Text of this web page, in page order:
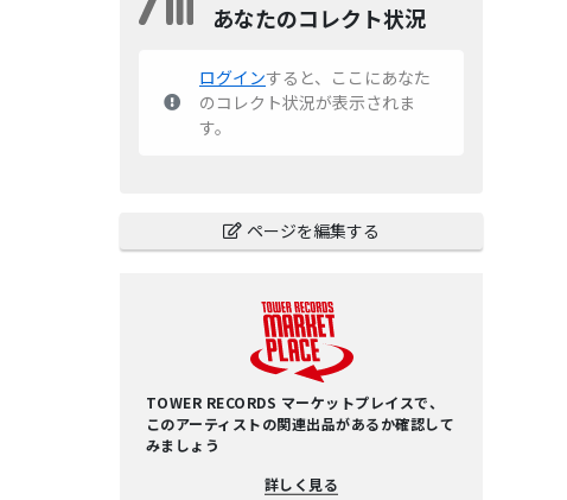
あなたのコレクト状況
ログインすると、ここにあなた
のコレクト状況が表示されま
す。
ページを編集する
TOWER RECORDS マーケットプレイスで、
このアーティストの関連出品があるか確認して
みましょう
詳しく見る